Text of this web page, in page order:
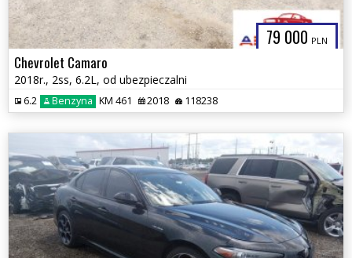
79 000 PLN
Chevrolet Camaro
2018r., 2ss, 6.2L, od ubezpieczalni
6.2 Benzyna KM 461 2018 118238